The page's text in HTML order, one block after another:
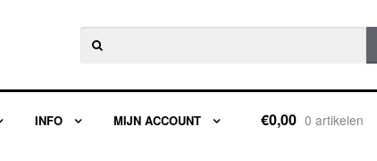
naar:
INFO MIJN ACCOUNT €0,00 0 artikelen